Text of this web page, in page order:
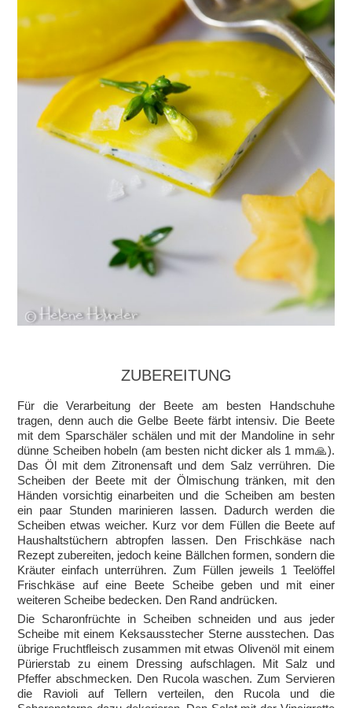
ZUBEREITUNG
Für die Verarbeitung der Beete am besten Handschuhe
tragen, denn auch die Gelbe Beete färbt intensiv. Die Beete
mit dem Sparschäler schälen und mit der Mandoline in sehr
dünne Scheiben hobeln (am besten nicht dicker als 1 mm🙏).
Das Öl mit dem Zitronensaft und dem Salz verrühren. Die
Scheiben der Beete mit der Ölmischung tränken, mit den
Händen vorsichtig einarbeiten und die Scheiben am besten
ein paar Stunden marinieren lassen. Dadurch werden die
Scheiben etwas weicher. Kurz vor dem Füllen die Beete auf
Haushaltstüchern abtropfen lassen. Den Frischkäse nach
Rezept zubereiten, jedoch keine Bällchen formen, sondern die
Kräuter einfach unterrühren. Zum Füllen jeweils 1 Teelöffel
Frischkäse auf eine Beete Scheibe geben und mit einer
weiteren Scheibe bedecken. Den Rand andrücken.
Die Scharonfrüchte in Scheiben schneiden und aus jeder
Scheibe mit einem Keksausstecher Sterne ausstechen. Das
übrige Fruchtfleisch zusammen mit etwas Olivenöl mit einem
Pürierstab zu einem Dressing aufschlagen. Mit Salz und
Pfeffer abschmecken. Den Rucola waschen. Zum Servieren
die Ravioli auf Tellern verteilen, den Rucola und die